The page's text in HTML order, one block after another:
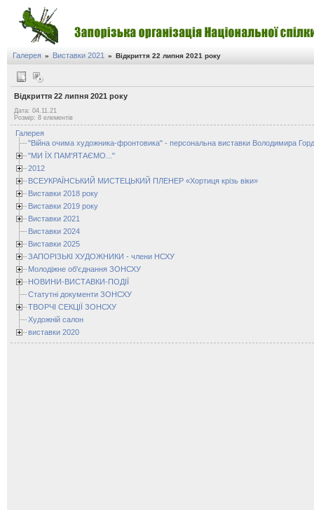
Галерея » Виставки 2021 » Відкриття 22 липня 2021 року
Відкриття 22 липня 2021 року
Дата: 04.11.21
Розмір: 8 елементів
Галерея
"Війна очима художника-фронтовика" - персональна виставки Володимира
"МИ ЇХ ПАМ'ЯТАЄМО..."
2012
ВСЕУКРАЇНСЬКИЙ МИСТЕЦЬКИЙ ПЛЕНЕР «Хортиця крізь віки»
Виставки 2018 року
Виставки 2019 року
Виставки 2021
Виставки 2024
Виставки 2025
ЗАПОРІЗЬКІ ХУДОЖНИКИ - члени НСХУ
Молодіжне об'єднання ЗОНСХУ
НОВИНИ-ВИСТАВКИ-ПОДІЇ
Статутні документи ЗОНСХУ
ТВОРЧІ СЕКЦІЇ ЗОНСХУ
Художній салон
виставки 2020